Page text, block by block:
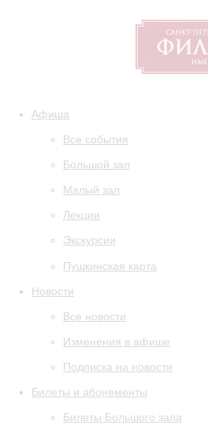
Афиша
Все события
Большой зал
Малый зал
Лекции
Экскурсии
Пушкинская карта
Новости
Все новости
Изменения в афише
Подписка на новости
Билеты и абонементы
Билеты Большого зала